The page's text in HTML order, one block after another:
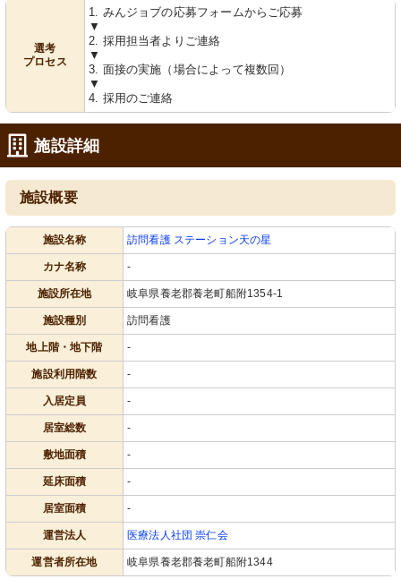
選考
プロセス
1. みんジョブの応募フォームからご応募
▼
2. 採用担当者よりご連絡
▼
3. 面接の実施（場合によって複数回）
▼
4. 採用のご連絡
施設詳細
施設概要
施設名称 訪問看護 ステーション天の星
カナ名称 -
施設所在地 岐阜県養老郡養老町船附1354-1
施設種別 訪問看護
地上階・地下階 -
施設利用階数 -
入居定員 -
居室総数 -
敷地面積 -
延床面積 -
居室面積 -
運営法人 医療法人社団 崇仁会
運営者所在地 岐阜県養老郡養老町船附1344